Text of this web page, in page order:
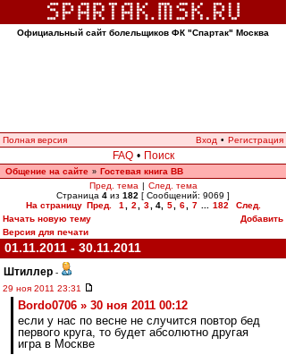
Официальный сайт болельщиков ФК "Спартак" Москва
Полная версия Вход • Регистрация
FAQ • Поиск
Общение на сайте » Гостевая книга ВВ
Пред. тема | След. тема
Страница 4 из 182 [ Сообщений: 9069 ]
На страницу Пред. 1 2 3 4, 5 6 7 182
След.
Начать новую тему
Добавить
Версия для печати
01.11.2011 - 30.11.2011
Штиллер -
29 ноя 2011 23:31
Bordo0706 » 30 ноя 2011 00:12
если у нас по весне не случится повтор бед
первого круга, то будет абсолютно другая
игра в Москве